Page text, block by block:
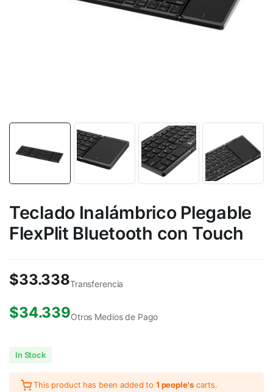
Teclado Inalámbrico Plegable
FlexPlit Bluetooth con Touch
$33.338Transferencia
$34.339Otros Medios de Pago
In Stock
This product has been added to 1 people's carts.